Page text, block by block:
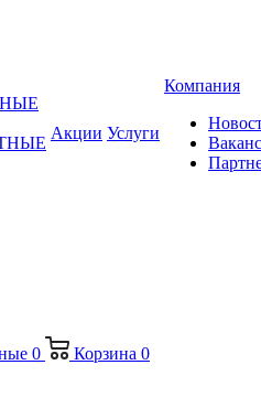
Акции Услуги
Компания
0 Корзина 0